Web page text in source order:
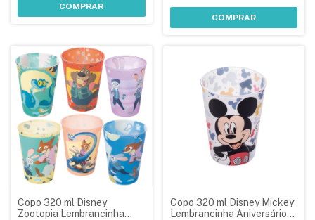
COMPRAR
COMPRAR
Copo 320 ml Disney
Zootopia Lembrancinha
Copo 320 ml Disney Mickey
Lembrancinha Aniversário